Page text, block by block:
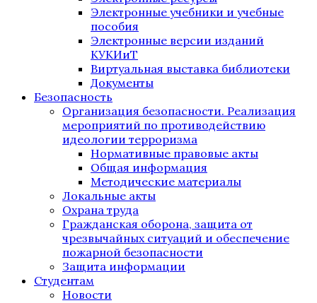
Электронные учебники и учебные
пособия
Электронные версии изданий
КУКИиТ
Виртуальная выставка библиотеки
Документы
Безопасность
Организация безопасности. Реализация
мероприятий по противодействию
идеологии терроризма
Нормативные правовые акты
Общая информация
Методические материалы
Локальные акты
Охрана труда
Гражданская оборона, защита от
чрезвычайных ситуаций и обеспечение
пожарной безопасности
Защита информации
Студентам
Новости